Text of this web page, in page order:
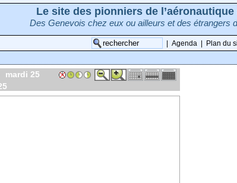
Le site des pionniers de l’aéronautique
Des Genevois chez eux ou ailleurs et des étrangers
Agenda Plan du
mardi 25